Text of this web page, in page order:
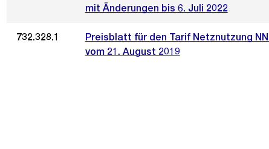
mit Änderungen bis 6. Juli 2022
732.328.1
Preisblatt für den Tarif Netznutzung
vom 21. August 2019